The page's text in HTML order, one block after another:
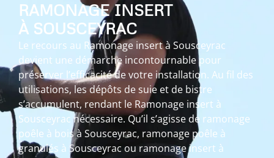
RAMONAGE INSERT
À SOUSCEYRAC
Le recours au Ramonage insert à Sousceyrac
devient une démarche incontournable pour
préserver l’efficacité de votre installation. Au fil des
utilisations, les dépôts de suie et de bistre
s’accumulent, rendant le Ramonage insert à
Sousceyrac nécessaire. Qu’il s’agisse de ramonage
poêle à bois à Sousceyrac, ramonage poêle à
granulés à Sousceyrac ou ramonage insert à